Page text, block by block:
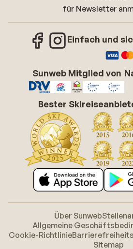
für Newsletter
Einfach und
Sunweb Mitglied von
Bester
Über Sunweb
Allgemeine
Cookie-Richtlinie
Sitemap